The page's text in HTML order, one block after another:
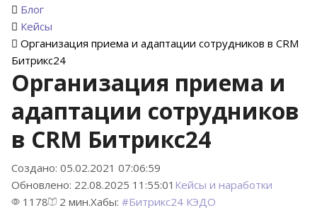
Блог
Кейсы
Организация приема и адаптации сотрудников в CRM
Битрикс24
Организация приема и
адаптации сотрудников
в CRM Битрикс24
Создано: 05.02.2021 07:06:59
Обновлено: 22.08.2025 11:55:01 Кейсы и наработки
1178
2 мин.Хабы: #Битрикс24 КЭДО